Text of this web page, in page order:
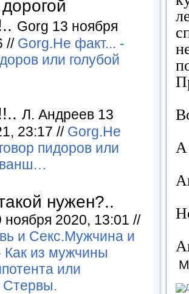
Gorg 13 ноября
// Gorg.Не факт... -
или голубой
Л. Андреев 13
23:17 // Gorg.Не
пидоров или
нужен?..
ноября 2020, 13:01 //
и Секс.Мужчина и
из мужчины
или
Стервы.
А